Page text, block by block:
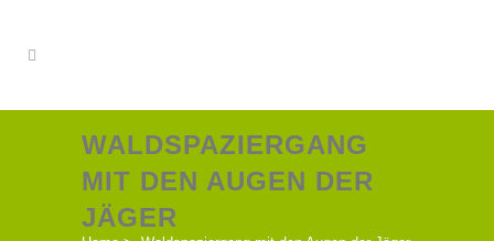
WALDSPAZIERGANG
MIT DEN AUGEN DER
JÄGER